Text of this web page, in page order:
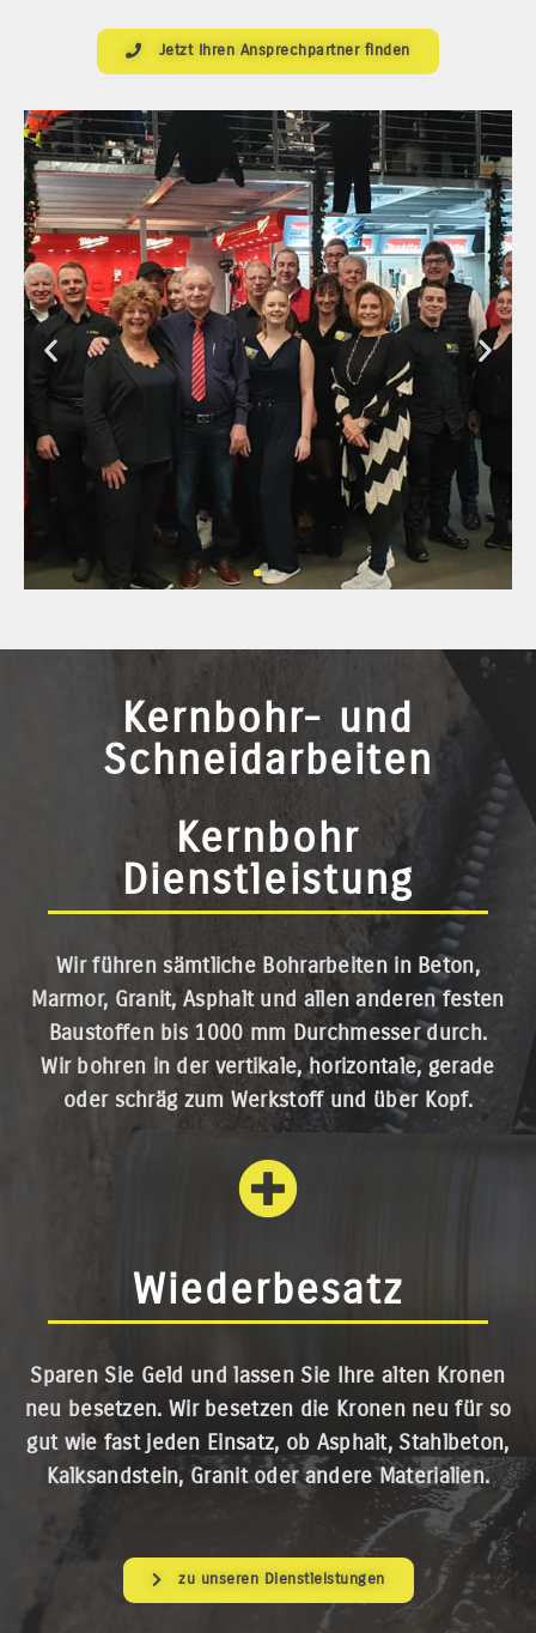
Jetzt Ihren Ansprechpartner finden
Kernbohr- und
Schneidarbeiten
Kernbohr
Dienstleistung
Wir führen sämtliche Bohrarbeiten in Beton,
Marmor, Granit, Asphalt und allen anderen festen
Baustoffen bis 1000 mm Durchmesser durch.
Wir bohren in der vertikale, horizontale, gerade
oder schräg zum Werkstoff und über Kopf.
Wiederbesatz
Sparen Sie Geld und lassen Sie Ihre alten Kronen
neu besetzen. Wir besetzen die Kronen neu für so
gut wie fast jeden Einsatz, ob Asphalt, Stahlbeton,
Kalksandstein, Granit oder andere Materialien.
zu unseren Dienstleistungen